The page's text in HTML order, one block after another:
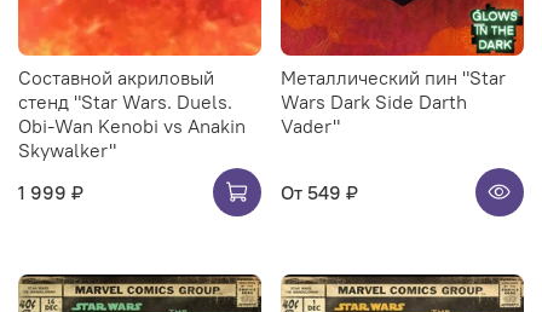
Составной акриловый
стенд "Star Wars. Duels.
Obi-Wan Kenobi vs Anakin
Skywalker"
1 999 ₽
Металлический пин "Star
Wars Dark Side Darth
Vader"
От 549 ₽